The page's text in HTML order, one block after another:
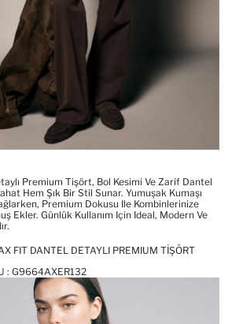
Premium Tişört, Bol Kesimi Ve Zarif Dantel
Hem Şık Bir Stil Sunar. Yumuşak Kumaşı
Premium Dokusu Ile Kombinlerinize
Ekler. Günlük Kullanım Için Ideal, Modern Ve
FIT DANTEL DETAYLI PREMIUM TIŞÖRT
: G9664AXER132